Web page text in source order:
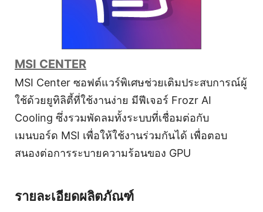
MSI CENTER
MSI Center ซอฟต์แวร์พิเศษช่วยเติมประสบการณ์ผู้
ใช้ด้วยยูทิลิตี้ที่ใช้งานง่าย มีฟีเจอร์ Frozr AI
Cooling ซึ่งรวมพัดลมทั้งระบบที่เชื่อมต่อกับ
เมนบอร์ด MSI เพื่อให้ใช้งานร่วมกันได้ เพื่อตอบ
สนองต่อการระบายความร้อนของ GPU
รายละเอียดผลิตภัณฑ์